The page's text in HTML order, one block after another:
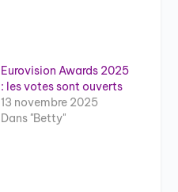
Eurovision Awards 2025
: les votes sont ouverts
13 novembre 2025
Dans "Betty"